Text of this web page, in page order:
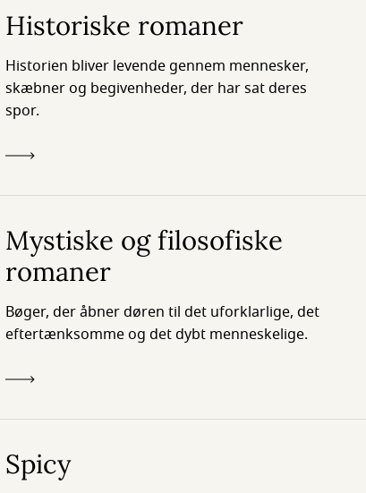
Historiske romaner
Historien bliver levende gennem mennesker,
skæbner og begivenheder, der har sat deres
spor.
Mystiske og filosofiske
romaner
Bøger, der åbner døren til det uforklarlige, det
eftertænksomme og det dybt menneskelige.
Spicy